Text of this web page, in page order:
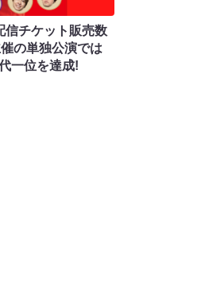
信チケット販売数
の単独公演では
一位を達成!